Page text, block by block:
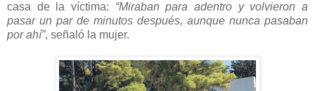
casa de la víctima: “Miraban para adentro y volvieron a
pasar un par de minutos después, aunque nunca pasaban
por ahí”, señaló la mujer.